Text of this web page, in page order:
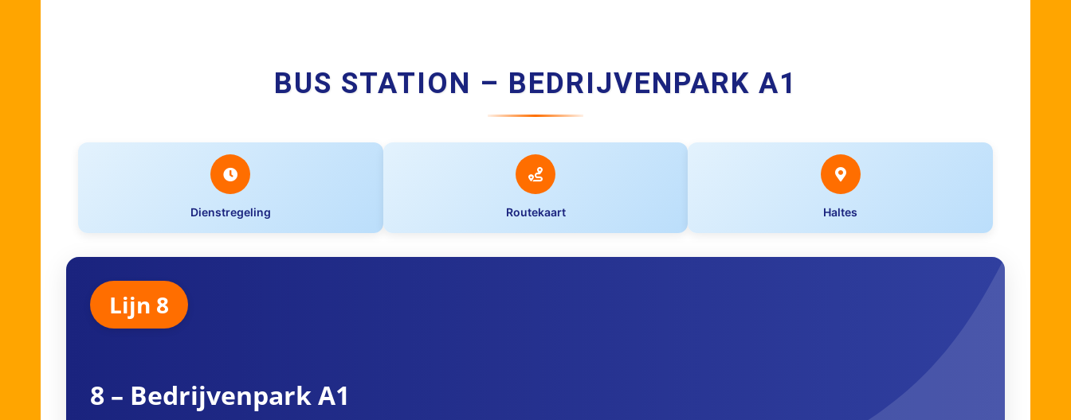
BUS STATION – BEDRIJVENPARK A1
Dienstregeling Routekaart Haltes
Lijn 8
8 – Bedrijvenpark A1